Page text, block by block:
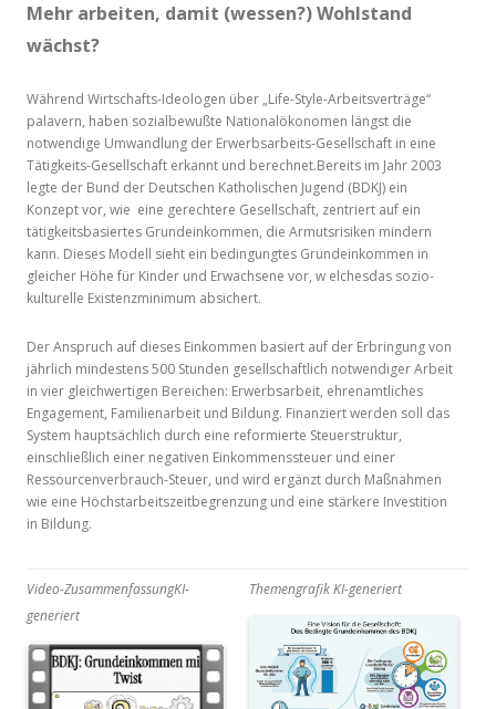
Mehr arbeiten, damit (wessen?) Wohlstand
wächst?
Während Wirtschafts-Ideologen über „Life-Style-Arbeitsverträge“
palavern, haben sozialbewußte Nationalökonomen längst die
notwendige Umwandlung der Erwerbsarbeits-Gesellschaft in eine
Tätigkeits-Gesellschaft erkannt und berechnet.Bereits im Jahr 2003
legte der Bund der Deutschen Katholischen Jugend (BDKJ) ein
Konzept vor, wie eine gerechtere Gesellschaft, zentriert auf ein
tätigkeitsbasiertes Grundeinkommen, die Armutsrisiken mindern
kann. Dieses Modell sieht ein bedingungtes Grundeinkommen in
gleicher Höhe für Kinder und Erwachsene vor, w elchesdas sozio-
kulturelle Existenzminimum absichert.
Der Anspruch auf dieses Einkommen basiert auf der Erbringung von
jährlich mindestens 500 Stunden gesellschaftlich notwendiger Arbeit
in vier gleichwertigen Bereichen: Erwerbsarbeit, ehrenamtliches
Engagement, Familienarbeit und Bildung. Finanziert werden soll das
System hauptsächlich durch eine reformierte Steuerstruktur,
einschließlich einer negativen Einkommenssteuer und einer
Ressourcenverbrauch-Steuer, und wird ergänzt durch Maßnahmen
wie eine Höchstarbeitszeitbegrenzung und eine stärkere Investition
in Bildung.
Video-ZusammenfassungKI-
generiert
Themengrafik KI-generiert